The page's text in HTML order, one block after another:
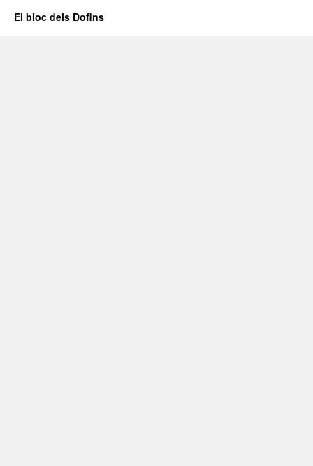
El bloc dels Dofins